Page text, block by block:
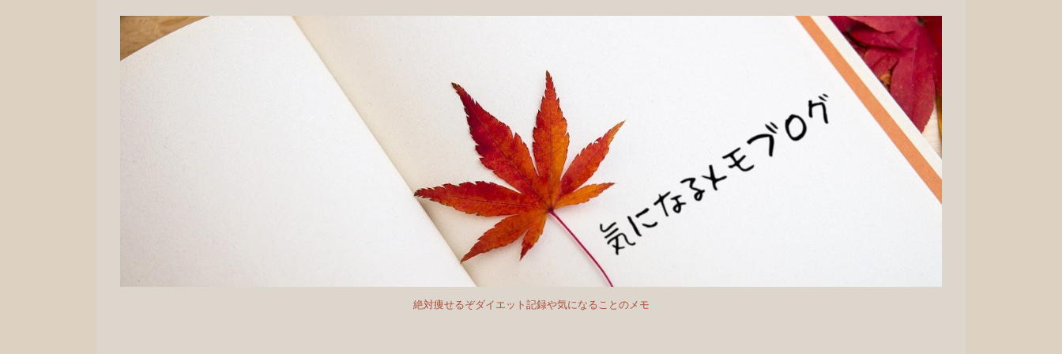
絶対痩せるぞダイエット記録や気になることのメモ